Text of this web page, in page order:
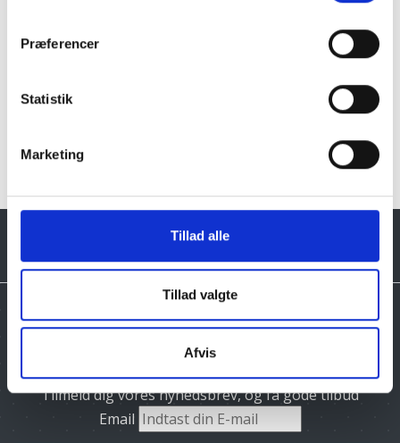
Præferencer
Statistik
Marketing
Tillad alle
Tillad valgte
Afvis
Tilmeld dig vores nyhedsbrev, og få gode tilbud
Email